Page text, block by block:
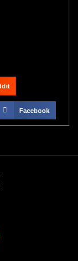
Facebook